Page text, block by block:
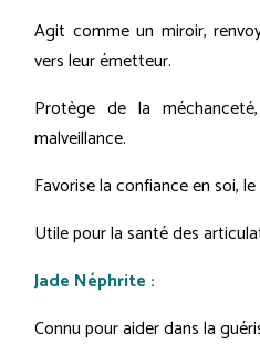
Agit comme un miroir,
vers leur émetteur.
Protège de la
malveillance.
Favorise la confiance en soi,
Utile pour la santé des
Jade Néphrite :
Connu pour aider dans la